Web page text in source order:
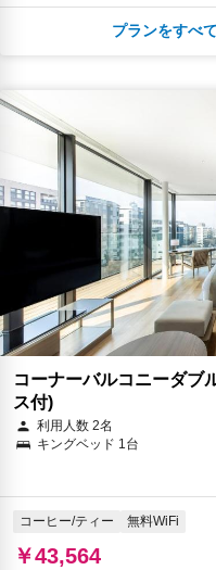
キャンセルポリシー
無料WiFi
￥36,409
税・サービス料 ￥7,744含む
143ポイ
キャンセルポリシー
プランをすべ
コーナーバルコニーダブ
ス付)
利用人数 2名
キングベッド 1台
コーヒー/ティー 無料WiFi
￥43,564